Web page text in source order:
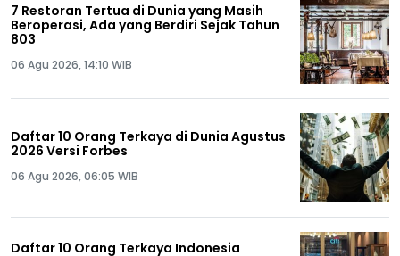
7 Restoran Tertua di Dunia yang Masih
Beroperasi, Ada yang Berdiri Sejak Tahun
803
06 Agu 2026, 14:10 WIB
Daftar 10 Orang Terkaya di Dunia Agustus
2026 Versi Forbes
06 Agu 2026, 06:05 WIB
Daftar 10 Orang Terkaya Indonesia